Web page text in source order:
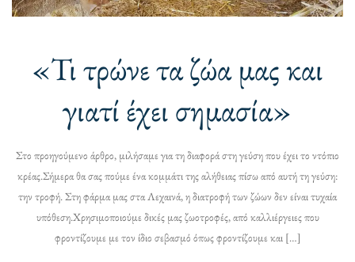
«Τι τρώνε τα ζώα μας και
γιατί έχει σημασία»
Στο προηγούμενο άρθρο, μιλήσαμε για τη διαφορά στη γεύση που έχει το ντόπιο
κρέας.Σήμερα θα σας πούμε ένα κομμάτι της αλήθειας πίσω από αυτή τη γεύση:
την τροφή. Στη φάρμα μας στα Λεχαινά, η διατροφή των ζώων δεν είναι τυχαία
υπόθεση.Χρησιμοποιούμε δικές μας ζωοτροφές, από καλλιέργειες που
φροντίζουμε με τον ίδιο σεβασμό όπως φροντίζουμε και […]